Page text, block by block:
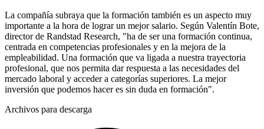
La compañía subraya que la formación también es un aspecto muy
importante a la hora de lograr un mejor salario. Según Valentín Bote,
director de Randstad Research, "ha de ser una formación continua,
centrada en competencias profesionales y en la mejora de la
empleabilidad. Una formación que va ligada a nuestra trayectoria
profesional, que nos permita dar respuesta a las necesidades del
mercado laboral y acceder a categorías superiores. La mejor
inversión que podemos hacer es sin duda en formación".
Archivos para descarga